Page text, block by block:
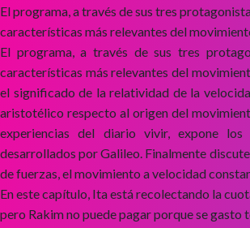
El programa, a través de sus tres
características más relevantes del
El programa, a través de sus tres
características más relevantes del
el significado de la relatividad de la
aristotélico respecto al origen del
experiencias del diario vivir, expone los
desarrollados por Galileo. Finalmente
de fuerzas, el movimiento a velocidad
En este capítulo, Ita está recolectando la
pero Rakim no puede pagar porque se gasto